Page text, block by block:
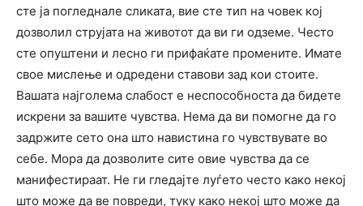
сте ја погледнале сликата, вие сте тип на човек кој
дозволил струјата на животот да ви ги одземе. Често
сте опуштени и лесно ги прифаќате промените. Имате
свое мислење и одредени ставови зад кои стоите.
Вашата најголема слабост е неспособноста да бидете
искрени за вашите чувства. Нема да ви помогне да го
задржите сето она што навистина го чувствувате во
себе. Мора да дозволите сите овие чувства да се
манифестираат. Не ги гледајте луѓето често како некој
што може да ве повреди, туку како некој што може да